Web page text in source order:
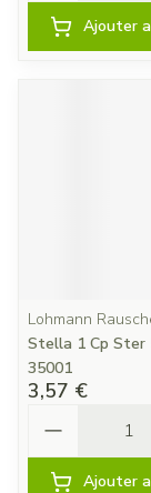
Ajouter
Lohmann
Stella 1 Cp Ster
35001
3,57 €
Ajouter